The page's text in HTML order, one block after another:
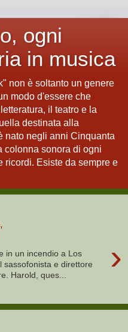
ogni
in musica
non è soltanto un genere
modo d'essere che
il teatro e la
destinata alla
nato negli anni Cinquanta
colonna sonora di ogni
ricordi. Esiste da sempre e
›
in un incendio a Los
sassofonista e direttore
Harold, ques...